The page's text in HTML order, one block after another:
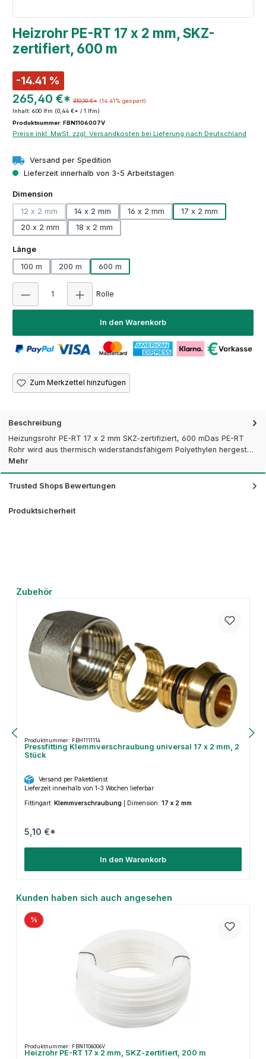
Heizrohr PE-RT 17 x 2 mm, SKZ-
zertifiert, 600 m
-14.41 %
265,40 €* 310,10 €* (14.41% gespart)
Inhalt: 600 lfm (0,44 €* / 1 lfm)
Produktnummer: FBN1106007V
Preise inkl. MwSt. zzgl. Versandkosten bei Lieferung nach Deutschland
Versand per Spedition
Lieferzeit innerhalb von 3-5 Arbeitstagen
Dimension
12 x 2 mm
(Diese Option ist zurzeit nicht verfügbar.)
14 x 2 mm 16 x 2 mm
17 x 2 mm
20 x 2 mm
18 x 2 mm
Längeauswählen
100 m
200 m 600 m
Rolle
In den Warenkorb
Zum Merkzettel hinzufügen
Beschreibung
Heizungsrohr PE-RT 17 x 2 mm SKZ-zertifiziert, 600 mDas PE-RT
Rohr wird aus thermisch widerstandsfähigem Polyethylen hergest…
Mehr
Trusted Shops Bewertungen
Produktsicherheit
Produktgalerie überspringen
Zubehör
Produktnummer: FBH1111114
Pressfitting Klemmverschraubung universal 17 x 2 mm, 2
Stück
Versand per Paketdienst
Lieferzeit innerhalb von 1-3 Wochen lieferbar
Fittingart: Klemmverschraubung Dimension: 17 x 2 mm
5,10 €*
In den Warenkorb
Produktgalerie überspringen
Kunden haben sich auch angesehen
%
Produktnummer: FBN1106006V
Heizrohr PE-RT 17 x 2 mm, SKZ-zertifiert, 200 m